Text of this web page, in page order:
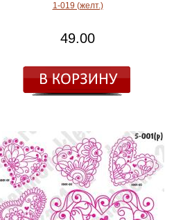
1-019 (желт.)
49.00